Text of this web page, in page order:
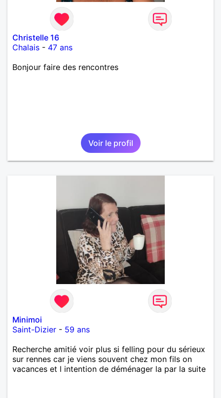
Christelle 16
Chalais - 47 ans
Bonjour faire des rencontres
Voir le profil
Minimoi
Saint-Dizier - 59 ans
Recherche amitié voir plus si felling pour du sérieux
sur rennes car je viens souvent chez mon fils on
vacances et l intention de déménager la par la suite